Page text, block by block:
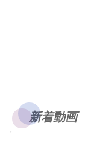
新着動画